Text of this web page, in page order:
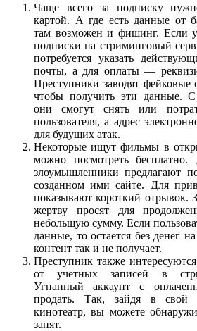
Чаще всего за подписку
картой. А где есть данные от
там возможен и фишинг. Если у
подписки на стриминговый
потребуется указать
почты, а для оплаты —
Преступники заводят фейковые
чтобы получить эти данные.
они смогут снять или
пользователя, а адрес
для будущих атак.
Некоторые ищут фильмы в
можно посмотреть
злоумышленники предлагают
созданном ими сайте. Для
показывают короткий отрывок.
жертву просят для
небольшую сумму. Если
данные, то остается без денег
контент так и не получает.
Преступник также
от учетных записей в
Угнанный аккаунт с
продать. Так, зайдя в свой
кинотеатр, вы можете
занят.